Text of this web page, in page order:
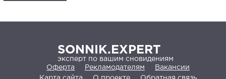
SONNIK.EXPERT
эксперт по вашим сновидениям
Оферта
Рекламодателям
Вакансии